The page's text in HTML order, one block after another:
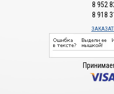
8 952
8 918